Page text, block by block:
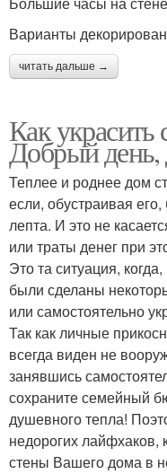
Варианты
читать дальше →
Как
Добрый день,
Теплее и роднее дом
если, обустраивая
лепта. И это не
или траты денег при
Это та ситуация,
были сделаны
или самостоятельно
Так как личные
всегда виден не
занявшись
сохраните семейный
душевного тепла!
недорогих лайфхаков,
стены Вашего дома в